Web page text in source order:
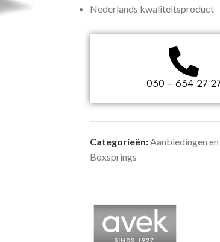
Nederlands kwaliteitsproduct
030 - 634 27
Categorieën:Aanbiedingen
Boxsprings